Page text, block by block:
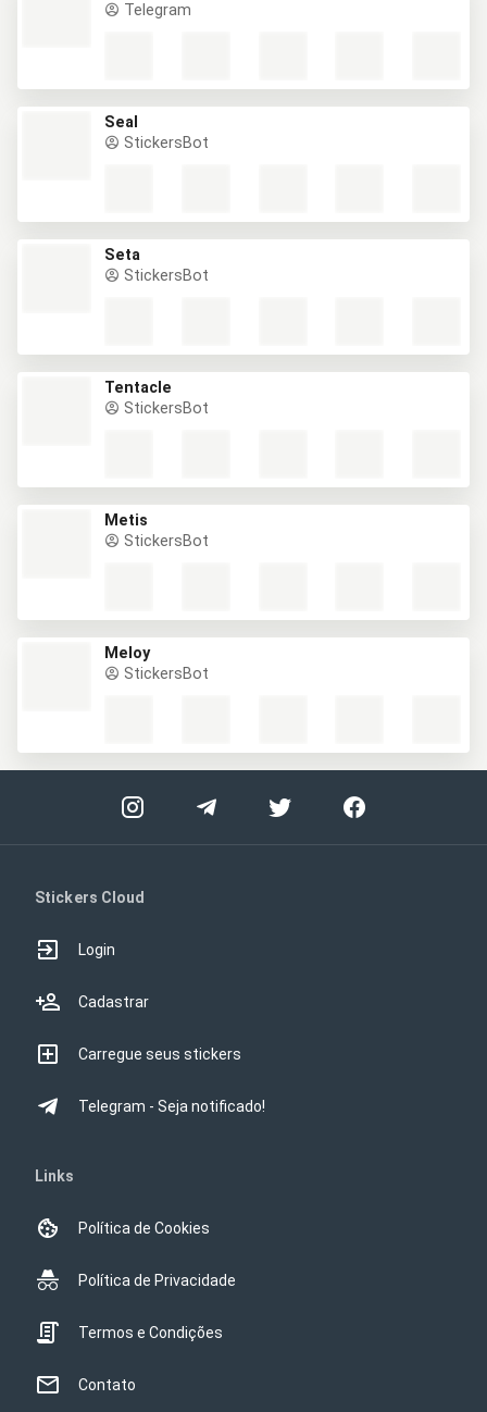
Telegram
Seal
StickersBot
Seta
StickersBot
Tentacle
StickersBot
Metis
StickersBot
Meloy
StickersBot
Stickers Cloud
Login
Cadastrar
Carregue seus stickers
Telegram - Seja notificado!
Links
Política de Cookies
Política de Privacidade
Termos e Condições
Contato